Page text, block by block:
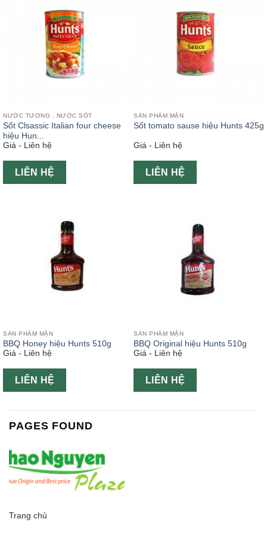
NƯỚC TƯƠNG , NƯỚC SỐT
Sốt Clsassic Italian four cheese
hiệu Hun...
Giá - Liên hệ
LIÊN HỆ
SẢN PHẨM MẶN
Sốt tomato sause hiệu Hunts 425g
Giá - Liên hệ
LIÊN HỆ
SẢN PHẨM MẶN
BBQ Honey hiệu Hunts 510g
Giá - Liên hệ
LIÊN HỆ
SẢN PHẨM MẶN
BBQ Original hiệu Hunts 510g
Giá - Liên hệ
LIÊN HỆ
PAGES FOUND
Trang chủ